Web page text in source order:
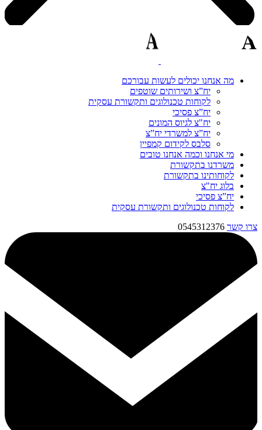
מה אנחנו יכולים לעשות עבורכם
יח”צ ושירותים שוטפים
לקוחות טכנולוגים ותקשורת עסקית
יח”צ פסיכי
יח"צ לגיוס המונים
יח”צ למשרדי יח”צ
סלבס לקידום קמפיין
מי אנחנו וכמה אנחנו טובים
משרדנו בתקשורת
לקוחותינו בתקשורת
בלוג יח"צ
יח”צ פסיכי
לקוחות טכנולוגים ותקשורת עסקית
צרו קשר 0545312376